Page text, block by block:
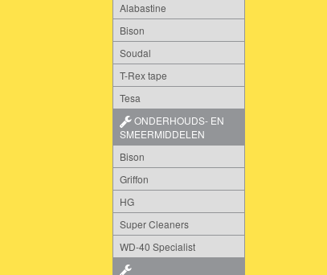
Alabastine
Bison
Soudal
T-Rex tape
Tesa
ONDERHOUDS- EN
SMEERMIDDELEN
Bison
Griffon
HG
Super Cleaners
WD-40 Specialist